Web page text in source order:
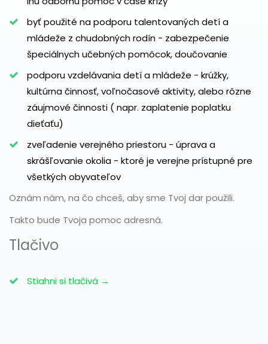
byť použité na podporu talentovaných detí a
mládeže z chudobných rodín - zabezpečenie
špeciálnych učebných pomôcok, doučovanie
podporu vzdelávania detí a mládeže - krúžky,
kultúrna činnosť, voľnočasové aktivity, alebo rôzne
záujmové činnosti ( napr. zaplatenie poplatku
dieťaťu)
zveľadenie verejného priestoru - úprava a
skrášľovanie okolia - ktoré je verejne prístupné pre
všetkých obyvateľov
Oznám nám, na čo chceš, aby sme Tvoj dar použili.
Takto bude Tvoja pomoc adresná.
Tlačivo
Stiahni si tlačivá →